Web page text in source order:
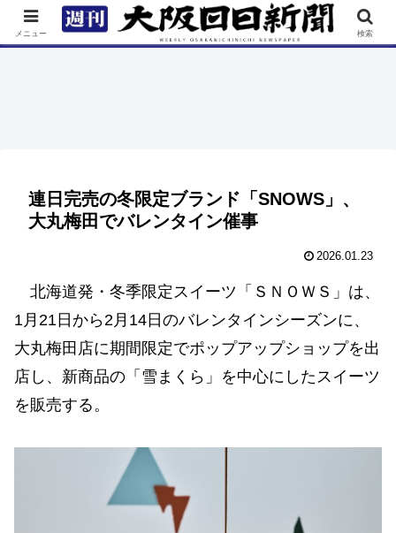
TOP 特集 ニュース 連載 街ネタ イベント
連日完売の冬限定ブランド「SNOWS」、
大丸梅田でバレンタイン催事
2026.01.23
北海道発・冬季限定スイーツ「ＳＮＯＷＳ」は、
1⽉21⽇から2⽉14⽇のバレンタインシーズンに、
⼤丸梅⽥店に期間限定でポップアップショップを出
店し、新商品の「雪まくら」を中心にしたスイーツ
を販売する。
メニュー 検索